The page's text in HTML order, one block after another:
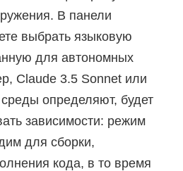
В панели
выбрать языковую
для автономных
Claude 3.5 Sonnet или
определяют, будет
зависимости: режим
для сборки,
кода, в то время